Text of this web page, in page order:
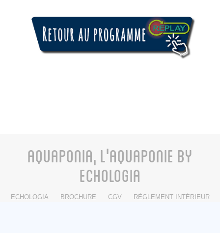
AQUAPONIA, L'AQUAPONIE BY
ECHOLOGIA
ECHOLOGIA BROCHURE CGV
RÈGLEMENT INTÉRIEUR